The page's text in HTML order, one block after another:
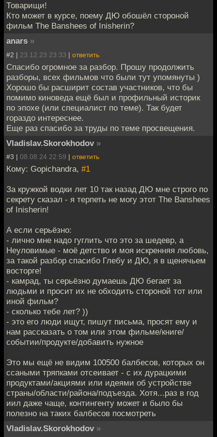
Товарищи!
Кто может в курсе, поему ДЮ обошёл стороной
фильм The Banshees of Inisherin?
anars »
#2 | 23.12.23 23:33 | ответить
Спасибо огромное за разбор. Прошу продолжить
разборы, всех фильмов что были тут упомянуты )
Хорошо бы расширит состав участников, что бы
помимо киноведа ещё был и профильный историк
по эпохе (или специалист по теме). Так будет
гораздо интереснее.
Еще раз спасибо за труды по теме просвещения.
Vladislav.Skorokhodov »
#3 | 08.08.24 22:59 | ответить
Кому: Gopichandra, #1
За кружкой водки лет 10 так назад ДЮ мне строго по
секрету сказал - я терпеть не могу этот The Banshees
of Inisherin!
А если серьёзно:
- лично мне надо гуглить что это за шедевр, а
Неуловимые - моё детство и моя искренняя любовь,
за такой разбор спасибо Глебу и ДЮ, я в щенячьем
восторге!
- камрад, ты серьёзно думаешь ДЮ бегает за
людьми и просит их не обходить стороной тот или
иной фильм?
- сколько тебе лет? ))
- это его люди ищут, пишут письма, просят ему и
нам рассказать о том или этом фильме/книге/
событии/продукте/добавить нужное
Это мы ещё не видим 100500 балбесов, которых он
ссаными тряпками отсеивает - с их дурацкими
продуктами/акциями или идеями об устройстве
страны/области/района/подъезда. Хотя...раз в год
иил даже чаще, контингенту может и было бы
полезно на таких балбесов посмотреть
Vladislav.Skorokhodov »